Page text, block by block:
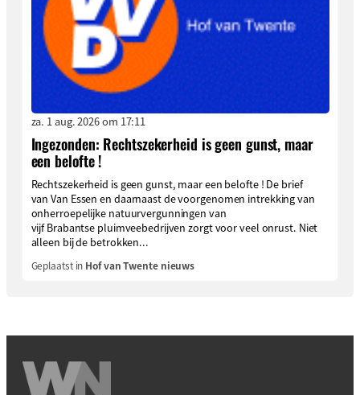
za. 1 aug. 2026 om 17:11
Ingezonden: Rechtszekerheid is geen gunst, maar
een belofte !
Rechtszekerheid is geen gunst, maar een belofte ! De brief
van Van Essen en daarnaast de voorgenomen intrekking van
onherroepelijke natuurvergunningen van
vijf Brabantse pluimveebedrijven zorgt voor veel onrust. Niet
alleen bij de betrokken...
Geplaatst in Hof van Twente nieuws